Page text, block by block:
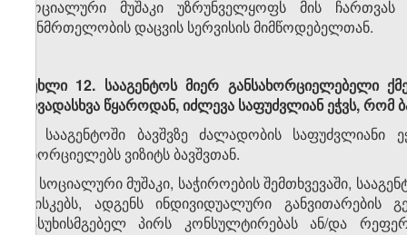
სოციალური მუშაკი უზრუნველყოფს მის
ჯანმრთელობის დაცვის სერვისის მიმწოდებელთან.
მუხლი 12. სააგენტოს მიერ განსახორციელებელი
სხვადასხვა წყაროდან,იძლევა საფუძვლიანეჭვს,რომ
1. სააგენტოში ბავშვზე ძალადობის საფუძვლიანი
ახორციელებს ვიზიტს ბავშვთან.
2. სოციალური მუშაკი, საჭიროების შემთხვევაში,
რისკებს, ადგენს ინდივიდუალური განვითარების
პასუხისმგებელ პირს კონსულტირებას ან/და